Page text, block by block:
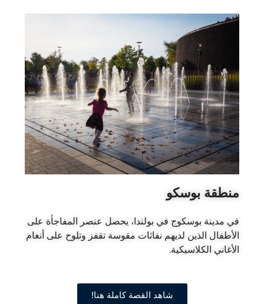
منطقة بوسكو
في مدينة بوسكوج في بولندا، يحصل عنصر المفاجأة على
الأطفال الذين لديهم نفاثات مقوسة تقفز وتلوح على أنغام
الأغاني الكلاسيكية.
شاهد القصة كاملة هنا!